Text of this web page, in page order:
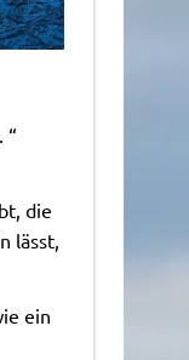
“
die
lässt,
ein